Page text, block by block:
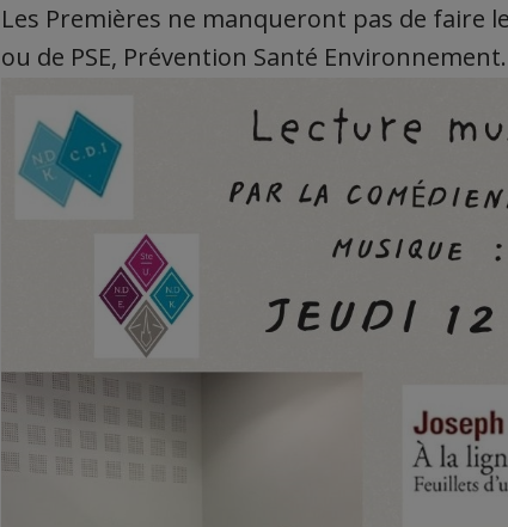
Les Premières ne manqueront pas de faire
ou de PSE, Prévention Santé Environnement.